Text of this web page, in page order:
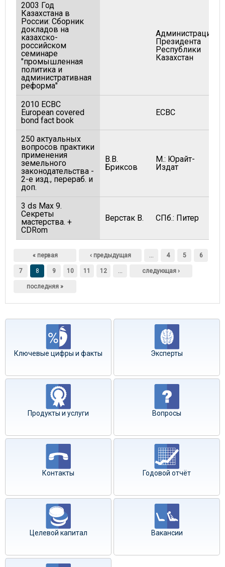
2003 Год
Казахстана в
России: Сборник
докладов на
казахско-
российском
семинаре
"промышленная
политика и
административная
реформа"
Администрация
Президента
Республики
Казахстан
2010 ECBC
European covered
bond fact book
ECBC
250 актуальных
вопросов практики
применения
земельного
законодательства -
2-е изд., перераб. и
доп.
В.В.
Бриксов
М.: Юрайт-
Издат
3 ds Max 9.
Секреты
мастерства. +
CDRom
Верстак В. СПб.: Питер
« первая ‹ предыдущая … 4 5 6
7 8 9 10 11 12 … следующая ›
последняя »
Ключевые цифры и факты Эксперты
Продукты и услуги Вопросы
Контакты Годовой отчёт
Целевой капитал Вакансии